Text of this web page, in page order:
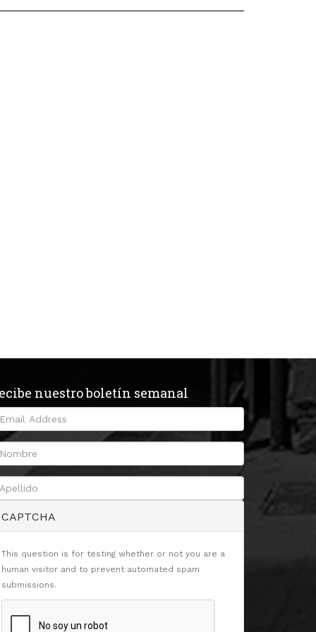
nuestro boletín semanal
CAPTCHA
This question is for testing whether or not you are a
human visitor and to prevent automated spam
submissions.